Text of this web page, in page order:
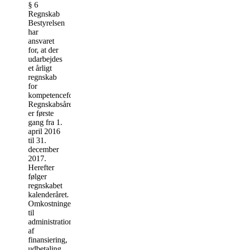
§ 6
Regnskab
Bestyrelsen
har
ansvaret
for, at der
udarbejdes
et årligt
regnskab
for
kompetencefonden.
Regnskabsåret
er første
gang fra 1.
april 2016
til 31.
december
2017.
Herefter
følger
regnskabet
kalenderåret.
Omkostninger
til
administration
af
finansiering,